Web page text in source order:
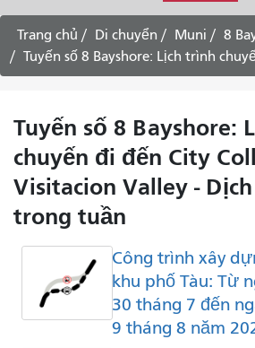
đi
du
lịch
như
Trang chủ Di chuyển Muni
8
Tuyến số 8 Bayshore: Lịch trình chuyến đi đến City College qua
Tuyến số 8 Bayshore:
chuyến đi đến City
Visitacion Valley -
trong tuần
Công trình xây
khu phố Tàu: Từ
30 tháng 7 đến
9 tháng 8 năm